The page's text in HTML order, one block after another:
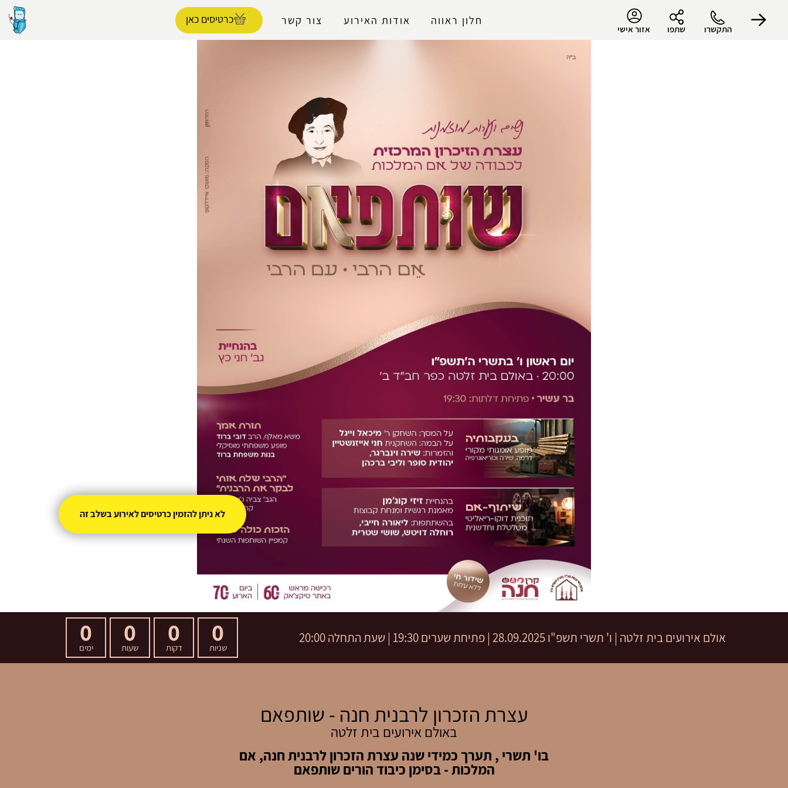
התקשרו שתפו אזור אישי
חלון ראווה אודות האירוע צור קשר כרטיסים כאן
אולם אירועים בית זלטה | ו' תשרי תשפ"ו28.09.2025 | פתיחת שערים 19:30 | שעת התחלה 20:00 0
שניות
0
דקות
0
שעות
0
ימים
עצרת הזכרון לרבנית חנה - שותפאם
באולם אירועים בית זלטה
בו' תשרי , תערך כמידי שנה עצרת הזכרון לרבנית חנה, אם
המלכות - בסימן כיבוד הורים שותפאם
לא ניתן להזמין כרטיסים לאירוע בשלב זה